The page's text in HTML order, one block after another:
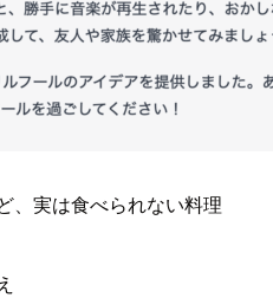
、実は食べられない料理